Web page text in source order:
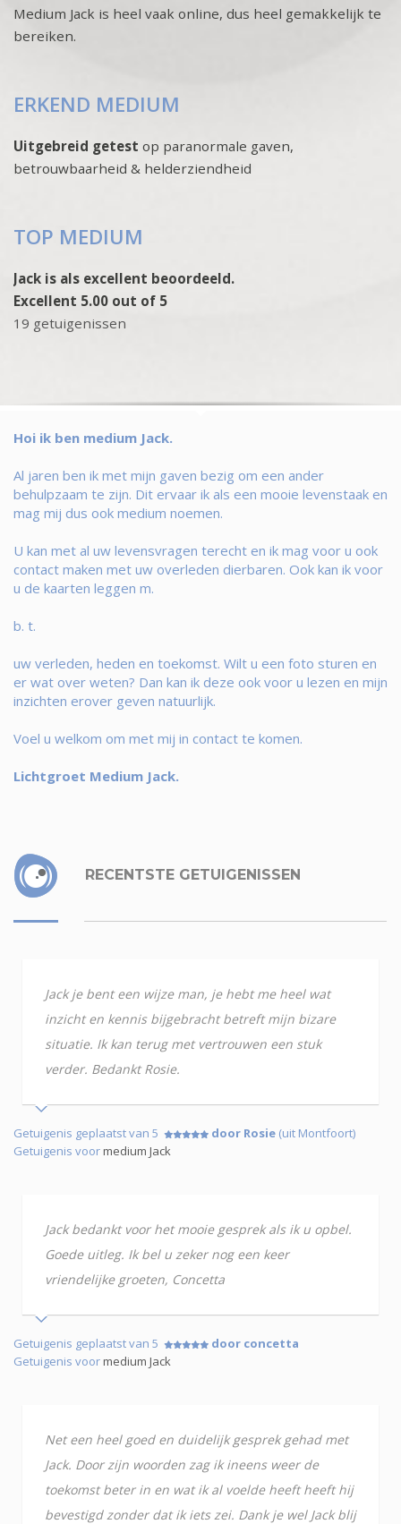
Medium Jack is heel vaak online, dus heel gemakkelijk te
bereiken.
ERKEND MEDIUM
Uitgebreid getest op paranormale gaven,
betrouwbaarheid & helderziendheid
TOP MEDIUM
Jack is als excellent beoordeeld.
Excellent 5.00 out of 5
19 getuigenissen
Hoi ik ben medium Jack.
Al jaren ben ik met mijn gaven bezig om een ander
behulpzaam te zijn. Dit ervaar ik als een mooie levenstaak en
mag mij dus ook medium noemen.
U kan met al uw levensvragen terecht en ik mag voor u ook
contact maken met uw overleden dierbaren. Ook kan ik voor
u de kaarten leggen m.
b. t.
uw verleden, heden en toekomst. Wilt u een foto sturen en
er wat over weten? Dan kan ik deze ook voor u lezen en mijn
inzichten erover geven natuurlijk.
Voel u welkom om met mij in contact te komen.
Lichtgroet Medium Jack.
RECENTSTE GETUIGENISSEN
Jack je bent een wijze man, je hebt me heel wat
inzicht en kennis bijgebracht betreft mijn bizare
situatie. Ik kan terug met vertrouwen een stuk
verder. Bedankt Rosie.
Getuigenis geplaatst van 5 door Rosie (uit Montfoort)
Getuigenis voormedium Jack
Jack bedankt voor het mooie gesprek als ik u opbel.
Goede uitleg. Ik bel u zeker nog een keer
vriendelijke groeten, Concetta
Getuigenis geplaatst van 5
door concetta
Getuigenis voormedium Jack
Net een heel goed en duidelijk gesprek gehad met
Jack. Door zijn woorden zag ik ineens weer de
toekomst beter in en wat ik al voelde heeft heeft hij
bevestigd zonder dat ik iets zei. Dank je wel Jack blij